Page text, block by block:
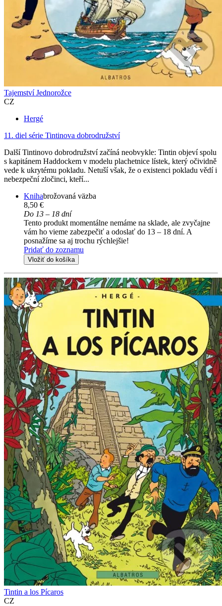
Tajemství Jednorožce
CZ
Hergé
11. diel série Tintinova dobrodružství
Další Tintinovo dobrodružství začíná neobvykle: Tintin objeví spolu
s kapitánem Haddockem v modelu plachetnice lístek, který očividně
vede k ukrytému pokladu. Netuší však, že o existenci pokladu vědí i
nebezpeční zločinci, kteří...
Knihabrožovaná väzba
8,50 €
Do 13 – 18 dní
Tento produkt momentálne nemáme na sklade, ale zvyčajne
vám ho vieme zabezpečiť a odoslať do 13 – 18 dní. A
posnažíme sa aj trochu rýchlejšie!
Pridať do zoznamu
Vložiť do košíka
Tintin a los Pícaros
CZ